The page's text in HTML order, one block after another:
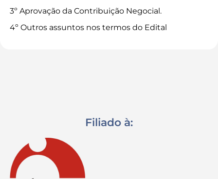
3º Aprovação da Contribuição Negocial.
4º Outros assuntos nos termos do Edital
Filiado à: